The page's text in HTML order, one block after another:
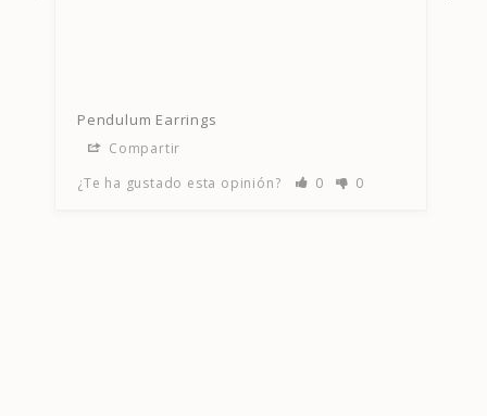
Pendulum Earrings
Compartir
¿Te ha gustado esta opinión?
0 0